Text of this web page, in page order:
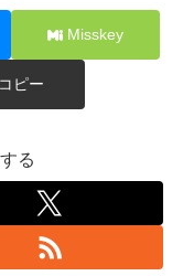
Misskey
コピー
る